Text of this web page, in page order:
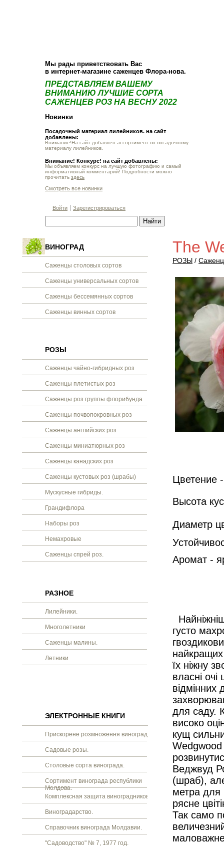
Мы рады приветствовать Вас
в интернет-магазине саженцев Флора-нова.
ПРЕДСТАВЛЯЕМ ВАШЕМУ
ВНИМАНИЮ ЛУЧШИЕ СОРТА
САЖЕНЦЕВ РОЗ НА ВЕСНУ 2022
Новинки
Посадочный материал лилейников. на сайт
добавлены:
Внимание!На сайт добавлен ассортимент по посадочному
материалу лилейников.
Внимание! Конкурс! на сайт добавлены:
Мы объявляем конкурс на лучшую фотографию и самый
информативный комментарий! Подробности можно
прочитать здесь
Смотреть все новинки
Войти Зарегистрироваться
ВИНОГРАД
Саженцы столовых сортов
Саженцы универсальных сортов
Саженцы бессемянных сортов
Саженцы винных сортов
РОЗЫ
Саженцы чайно-гибридных роз
Саженцы плетистых роз
Саженцы роз группы флорибунда
Саженцы почвопокровных роз
Саженцы английских роз
Саженцы миниатюрных роз
Саженцы канадских роз
Саженцы кустовых роз (шрабы)
Мускусные гибриды.
Грандифлора
Наборы роз
Немахровые
Саженцы спрей роз.
РАЗНОЕ
Лилейники.
Многолетники
Саженцы малины.
Летники
ЭЛЕКТРОННЫЕ КНИГИ
Прискорене розмноження винограду.
Садовые розы.
Столовые сорта винограда.
Сортимент винограда республики
Молдова.
Комплексная защита виноградников.
Виноградарство.
Справочник винограда Молдавии.
"Садоводство" № 7, 1977 год.
The
РОЗЫ /
Цветение
Высота
Диаметр
Аромат -
густо
найкращих
їх ніжну
власні
відмінних
для саду.
високо
кущ
Веджвуд
(шраб),
метра для
рясне
Так само